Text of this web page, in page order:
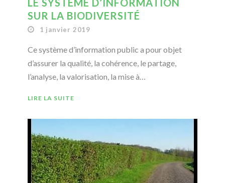
SUR LA BIODIVERSITÉ
1 janvier 2019
Ce système d’information public a pour objet
d’assurer la qualité, la cohérence, le partage,
l’analyse, la valorisation, la mise à…
LIRE LA SUITE